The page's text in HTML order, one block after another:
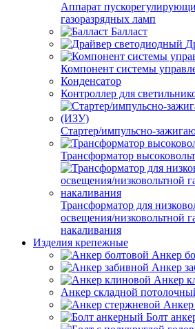
Аппарат
газоразрядных ламп
Балласт
Компонент системы
Конденсатор
Контроллер для
Стартер/импульсно-
Трансформатор
Трансформатор для
освещения/низковольтной
накаливания
Изделия крепежные
Анкер
Анкер
Анкер
Анкер складной
Анкер
Болт